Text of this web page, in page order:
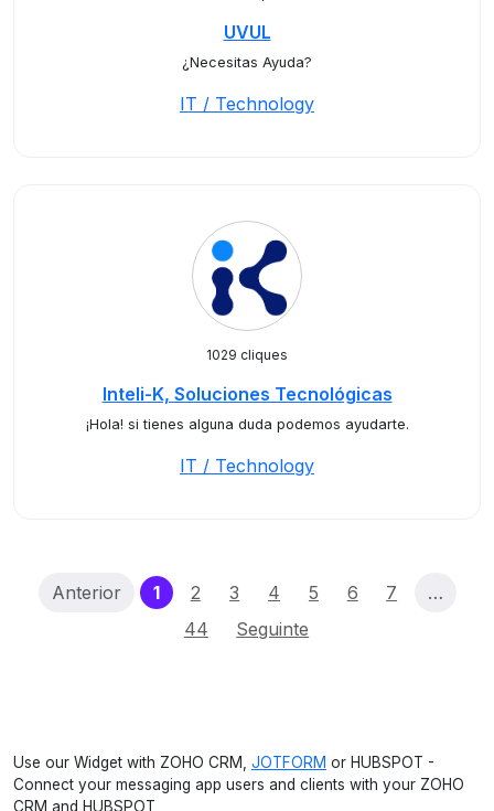
UVUL
¿Necesitas Ayuda?
IT / Technology
1029 cliques
Inteli-K, Soluciones Tecnológicas
¡Hola! si tienes alguna duda podemos ayudarte.
IT / Technology
Anterior 1(current)
2 3 4 5 6 7
…
44
Seguinte
Use our Widget with ZOHO CRM, JOTFORM or HUBSPOT -
Connect your messaging app users and clients with your ZOHO
CRM and HUBSPOT